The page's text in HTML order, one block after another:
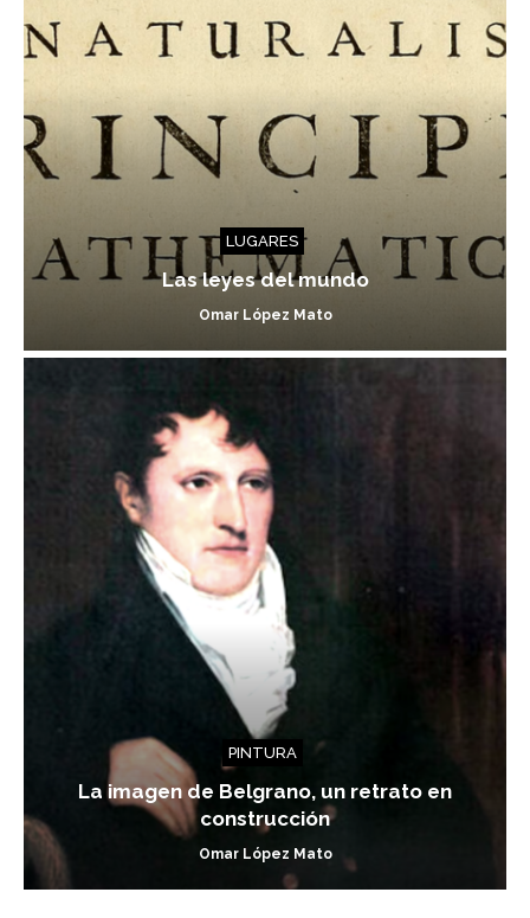
LUGARES
Las leyes del mundo
Omar López Mato
PINTURA
La imagen de Belgrano, un retrato en
construcción
Omar López Mato